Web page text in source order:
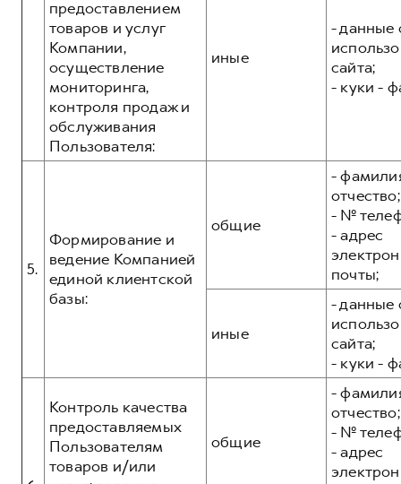
предоставлением
товаров и услуг
Компании,
осуществление
мониторинга,
контроля продаж и
обслуживания
Пользователя:
иные
- данные
сайта;
- куки -
5.
Формирование и
ведение Компанией
единой клиентской
базы:
общие
-
отчество;
- №
- адрес
почты;
иные
- данные
сайта;
- куки -
Контроль качества
предоставляемых
Пользователям
товаров и/или
общие
-
отчество;
- №
- адрес